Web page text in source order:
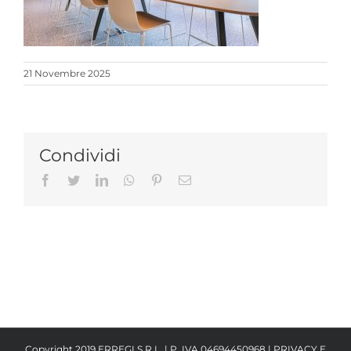
21 Novembre 2025
Condividi
Facebook
TwitterLinkedInWhatsappPinterestEmail